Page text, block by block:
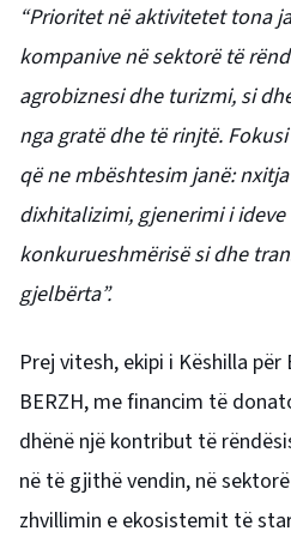
“Prioritet në aktivitetet tona
kompanive në sektorë të
agrobiznesi dhe turizmi, si
nga gratë dhe të rinjtë.
që ne mbështesim janë:
dixhitalizimi, gjenerimi i
konkurueshmërisë si dhe
gjelbërta”.
Prej vitesh, ekipi i Këshilla
BERZH, me financim të
dhënë një kontribut të
në të gjithë vendin, në
zhvillimin e ekosistemit të